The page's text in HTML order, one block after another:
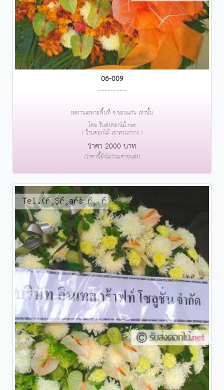
06-009
....................
ผลงานเฉพาะพื้นที่ จ.ขอนแก่น เท่านั้น
โดย รับส่งดอกไม้.net
( ร้านดอกไม้ เขาสวนกวาง )
ราคา 2000 บาท
(ราคานี้ยังไม่รวมค่าขนส่ง)